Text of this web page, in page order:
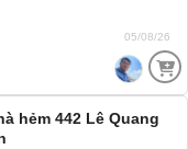
05/08/26
hẻm 442 Lê Quang